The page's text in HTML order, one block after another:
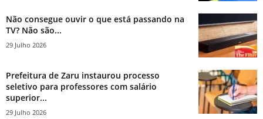
Não consegue ouvir o que está passando na
TV? Não são...
29 Julho 2026
Prefeitura de Zaru instaurou processo
seletivo para professores com salário
superior...
29 Julho 2026